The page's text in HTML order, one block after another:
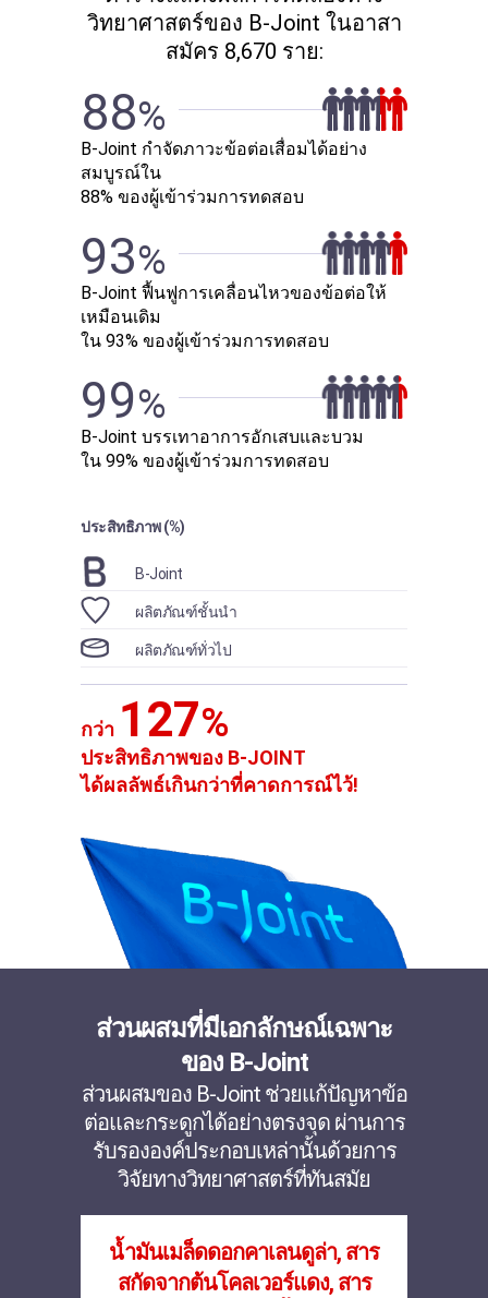
วิทยาศาสตร์ของ B-Joint ในอาสา
สมัคร 8,670 ราย:
88%
B-Joint กำจัดภาวะข้อต่อเสื่อมได้อย่าง
สมบูรณ์ใน
88% ของผู้เข้าร่วมการทดสอบ
93%
B-Joint ฟื้นฟูการเคลื่อนไหวของข้อต่อให้
เหมือนเดิม
ใน 93% ของผู้เข้าร่วมการทดสอบ
99%
B-Joint บรรเทาอาการอักเสบและบวม
ใน 99% ของผู้เข้าร่วมการทดสอบ
ประสิทธิภาพ (%)
B-Joint
ผลิตภัณฑ์ชั้นนำ
ผลิตภัณฑ์ทั่วไป
กว่า 127%
ประสิทธิภาพของ B-JOINT
ได้ผลลัพธ์เกินกว่าที่คาดการณ์ไว้!
ส่วนผสมที่มีเอกลักษณ์เฉพาะ
ของ B-Joint
ส่วนผสมของ B-Joint ช่วยแก้ปัญหาข้อ
ต่อและกระดูกได้อย่างตรงจุด ผ่านการ
รับรององค์ประกอบเหล่านั้นด้วยการ
วิจัยทางวิทยาศาสตร์ที่ทันสมัย
น้ำมันเมล็ดดอกคาเลนดูล่า, สาร
สกัดจากต้นโคลเวอร์แดง, สาร